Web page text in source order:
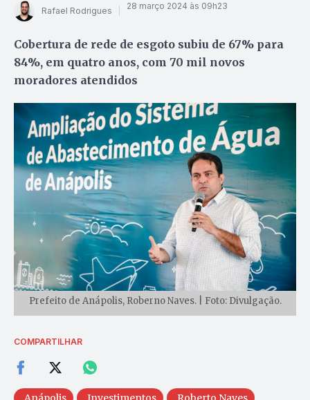
Rafael Rodrigues 28 março 2024 às 09h23
Cobertura de rede de esgoto subiu de 67% para
84%, em quatro anos, com 70 mil novos
moradores atendidos
Prefeito de Anápolis, Roberno Naves. | Foto: Divulgação.
COMPARTILHAR